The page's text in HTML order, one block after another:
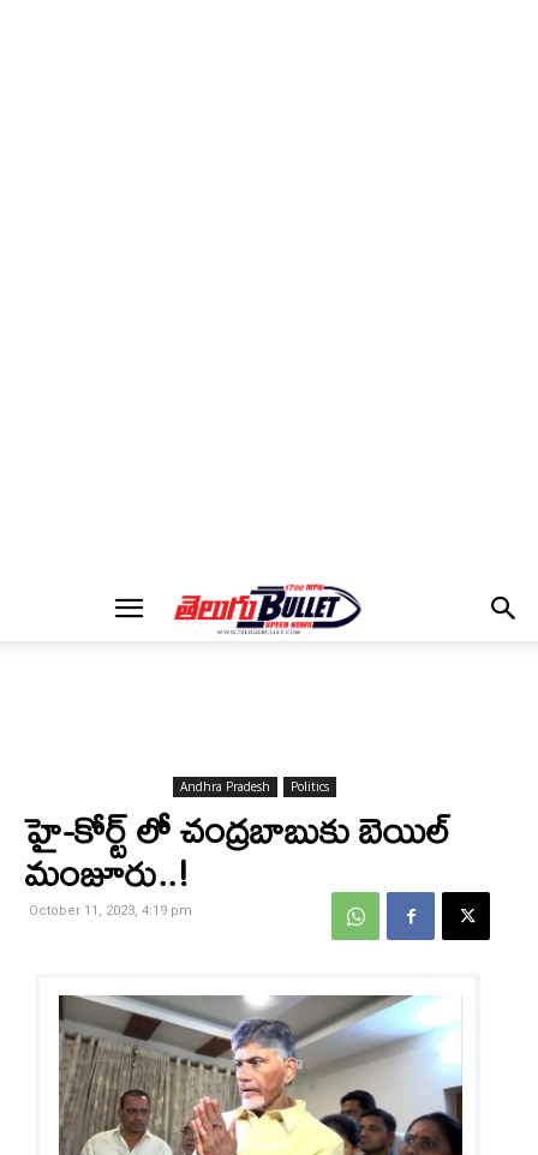
Andhra Pradesh Politics
హై-కోర్ట్ లో చంద్రబాబుకు బెయిల్
మంజూరు..!
October 11, 2023, 4:19 pm